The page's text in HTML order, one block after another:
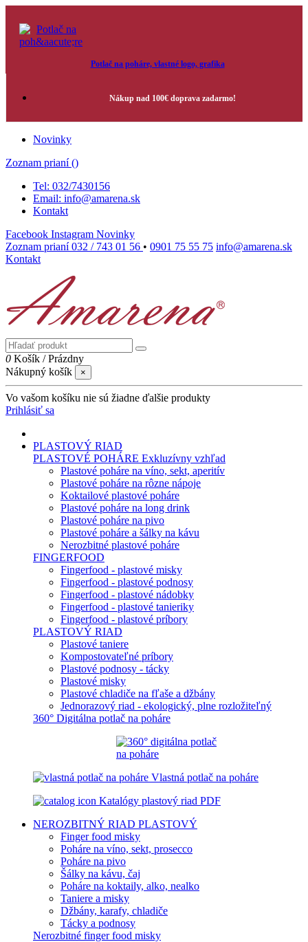
Potlač na poháre, vlastné logo, grafika
Nákup nad 100€ doprava zadarmo!
Novinky
Zoznam prianí ()
Tel: 032/7430156
Email: info@amarena.sk
Kontakt
Facebook Instagram Novinky
Zoznam prianí 032 / 743 01 56 • 0901 75 55 75 info@amarena.sk
Kontakt
0 Košík /Prázdny
Nákupný košík
×
Vo vašom košíku nie sú žiadne ďalšie produkty
Prihlásiť sa
PLASTOVÝ RIAD
PLASTOVÉ POHÁRE Exkluzívny vzhľad
Plastové poháre na víno, sekt, aperitív
Plastové poháre na rôzne nápoje
Koktailové plastové poháre
Plastové poháre na long drink
Plastové poháre na pivo
Plastové poháre a šálky na kávu
Nerozbitné plastové poháre
FINGERFOOD
Fingerfood - plastové misky
Fingerfood - plastové podnosy
Fingerfood - plastové nádobky
Fingerfood - plastové tanieriky
Fingerfood - plastové príbory
PLASTOVÝ RIAD
Plastové taniere
Kompostovateľné príbory
Plastové podnosy - tácky
Plastové misky
Plastové chladiče na fľaše a džbány
Jednorazový riad - ekologický, plne rozložiteľný
360° Digitálna potlač na poháre
Vlastná potlač na poháre
Katalógy plastový riad PDF
NEROZBITNÝ RIAD PLASTOVÝ
Finger food misky
Poháre na víno, sekt, prosecco
Poháre na pivo
Šálky na kávu, čaj
Poháre na koktaily, alko, nealko
Taniere a misky
Džbány, karafy, chladiče
Tácky a podnosy
Nerozbitné finger food misky